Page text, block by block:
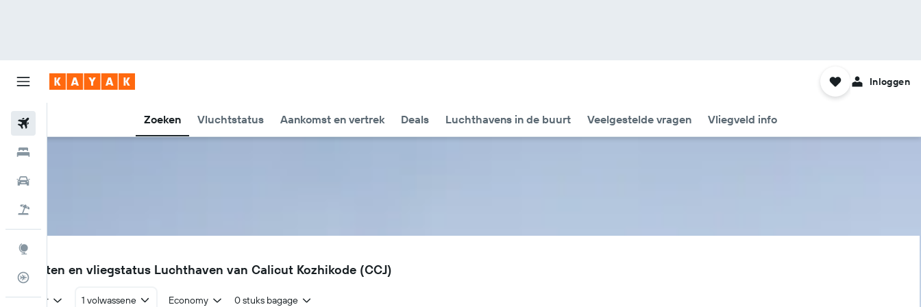
Zoeken Vluchtstatus Aankomst en vertrek Deals Luchthavens in de buurt Veelgestelde vragen Vliegveld info
Inloggen
Vluchtstatus info
CCJ
Vluchten en vliegstatus Luchthaven van Calicut Kozhikode (CCJ)
Retour 1 volwassene Economy 0 stuks bagage